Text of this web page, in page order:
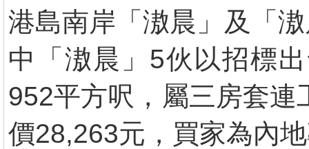
港島南岸「滶晨」及「
中「滶晨」5伙以招標
952平方呎，屬三房套
價28,263元，買家為內